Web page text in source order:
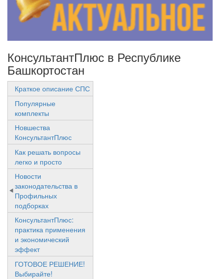
КонсультантПлюс в Республике
Башкортостан
Краткое описание СПС
Популярные
комплекты
Новшества
КонсультантПлюс
Как решать вопросы
легко и просто
Новости
законодательства в
Профильных
подборках
КонсультантПлюс:
практика применения
и экономический
эффект
ГОТОВОЕ РЕШЕНИЕ!
Выбирайте!